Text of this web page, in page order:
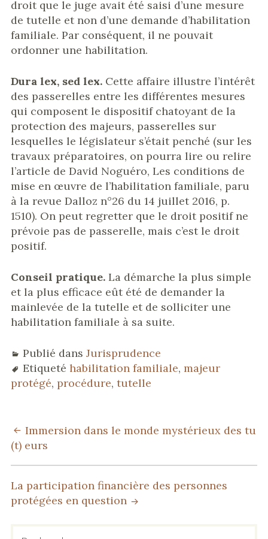
droit que le juge avait été saisi d’une mesure
de tutelle et non d’une demande d’habilitation
familiale. Par conséquent, il ne pouvait
ordonner une habilitation.
Dura lex, sed lex.Cette affaire illustre l’intérêt
des passerelles entre les différentes mesures
qui composent le dispositif chatoyant de la
protection des majeurs, passerelles sur
lesquelles le législateur s’était penché (sur les
travaux préparatoires, on pourra lire ou relire
l’article de David Noguéro, Les conditions de
mise en œuvre de l’habilitation familiale, paru
à la revue Dalloz n°26 du 14 juillet 2016, p.
1510). On peut regretter que le droit positif ne
prévoie pas de passerelle, mais c’est le droit
positif.
Conseil pratique.La démarche la plus simple
et la plus efficace eût été de demander la
mainlevée de la tutelle et de solliciter une
habilitation familiale à sa suite.
Publié dans Jurisprudence
Etiqueté habilitation familiale, majeur
protégé, procédure, tutelle
NAVIGATION
DES
Immersion dans le monde mystérieux des tu
(t) eurs
La participation financière des personnes
protégées en question
BARRE